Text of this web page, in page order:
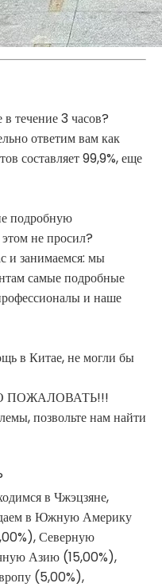
течение 3 часов?
ответим вам как
составляет 99,9%, еще
подробную
не просил?
и занимаемся: мы
самые подробные
и наше
в Китае, не могли бы
ПОЖАЛОВАТЬ!!!
позвольте нам найти
в Чжэцзяне,
в Южную Америку
Северную
Азию (15,00%),
(5,00%),